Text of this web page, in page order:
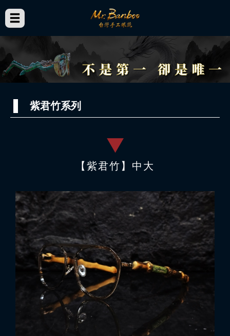
紫君竹系列
【紫君竹】中大